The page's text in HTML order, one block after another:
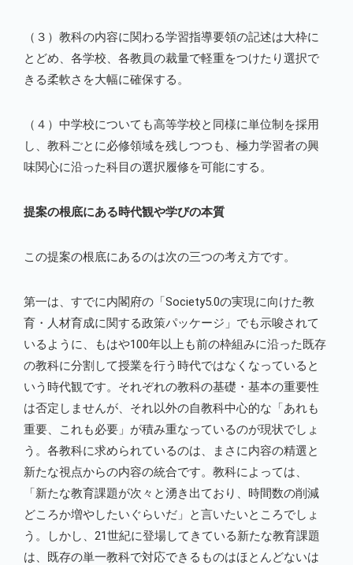
（３）教科の内容に関わる学習指導要領の記述は大枠に
とどめ、各学校、各教員の裁量で軽重をつけたり選択で
きる柔軟さを大幅に確保する。
（４）中学校についても高等学校と同様に単位制を採用
し、教科ごとに必修領域を残しつつも、極力学習者の興
味関心に沿った科目の選択履修を可能にする。
提案の根底にある時代観や学びの本質
この提案の根底にあるのは次の三つの考え方です。
第一は、すでに内閣府の「Society5.0の実現に向けた教
育・人材育成に関する政策パッケージ」でも示唆されて
いるように、もはや100年以上も前の枠組みに沿った既存
の教科に分割して授業を行う時代ではなくなっていると
いう時代観です。それぞれの教科の基礎・基本の重要性
は否定しませんが、それ以外の自教科中心的な「あれも
重要、これも必要」が積み重なっているのが現状でしょ
う。各教科に求められているのは、まさに内容の精選と
新たな視点からの内容の統合です。教科によっては、
「新たな教育課題が次々と湧き出ており、時間数の削減
どころか増やしたいぐらいだ」と言いたいところでしょ
う。しかし、21世紀に登場してきている新たな教育課題
は、既存の単一教科で対応できるものはほとんどないは